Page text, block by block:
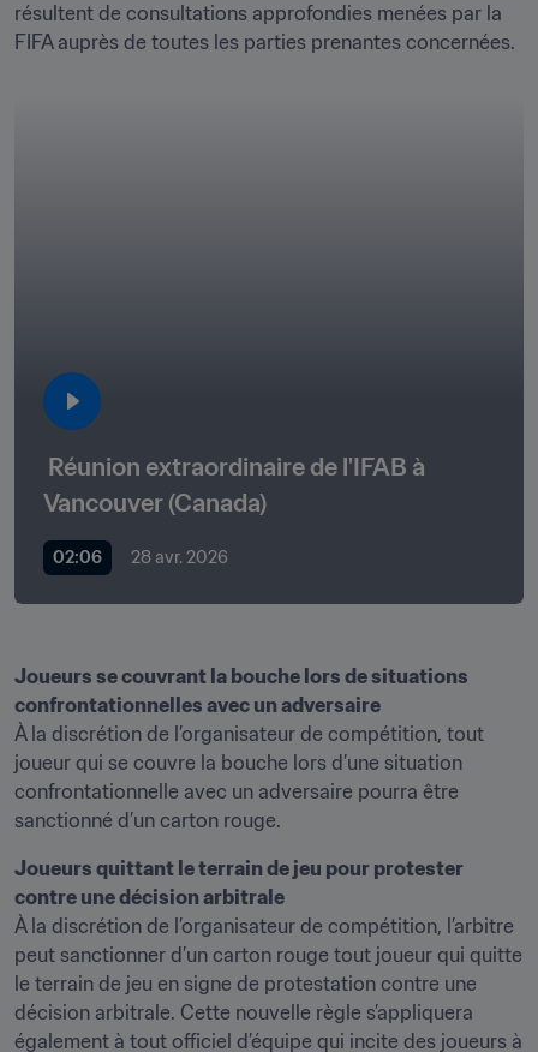
résultent de consultations approfondies menées par la
FIFA auprès de toutes les parties prenantes concernées.
Réunion extraordinaire de l'IFAB à
Vancouver (Canada)
02:06 28 avr. 2026
Joueurs se couvrant la bouche lors de situations
À la discrétion de l’organisateur de compétition, tout
joueur qui se couvre la bouche lors d’une situation
confrontationnelle avec un adversaire pourra être
sanctionné d’un carton rouge.
Joueurs quittant le terrain de jeu pour protester
contre une décision arbitrale
À la discrétion de l’organisateur de compétition, l’arbitre
peut sanctionner d’un carton rouge tout joueur qui quitte
le terrain de jeu en signe de protestation contre une
décision arbitrale. Cette nouvelle règle s’appliquera
également à tout officiel d’équipe qui incite des joueurs à